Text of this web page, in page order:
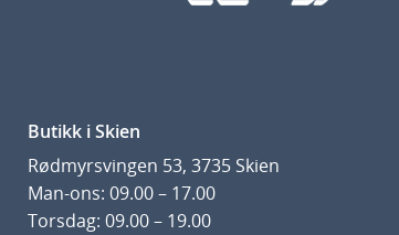
Butikk i Skien
Rødmyrsvingen 53, 3735 Skien
Man-ons: 09.00 – 17.00
Torsdag: 09.00 – 19.00